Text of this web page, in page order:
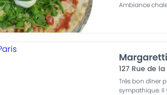
Ambiance
127 Rue de
Très bon dîner
sympathique. Il